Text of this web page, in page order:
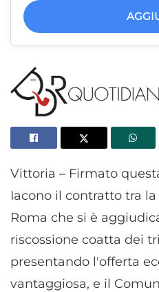
Vittoria – Firmato
Iacono il contratto tra
Roma che si è
riscossione coatta dei
presentando l'offerta
vantaggiosa, e il